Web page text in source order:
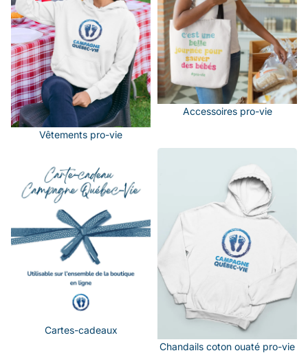
Vêtements pro-vie
Accessoires pro-vie
Cartes-cadeaux
Chandails coton ouaté pro-vie